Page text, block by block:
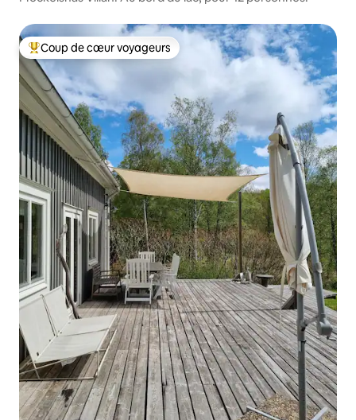
Coups de cœur voyageurs les plus appréciés
Coup de cœur voyageurs